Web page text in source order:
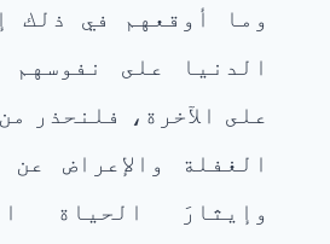
وما أوقعهم في ذلك
الدنيا على نفوسهم
على الآخرة، فلنحذر
الغفلة والإعراض
وإيثارَ الحياة